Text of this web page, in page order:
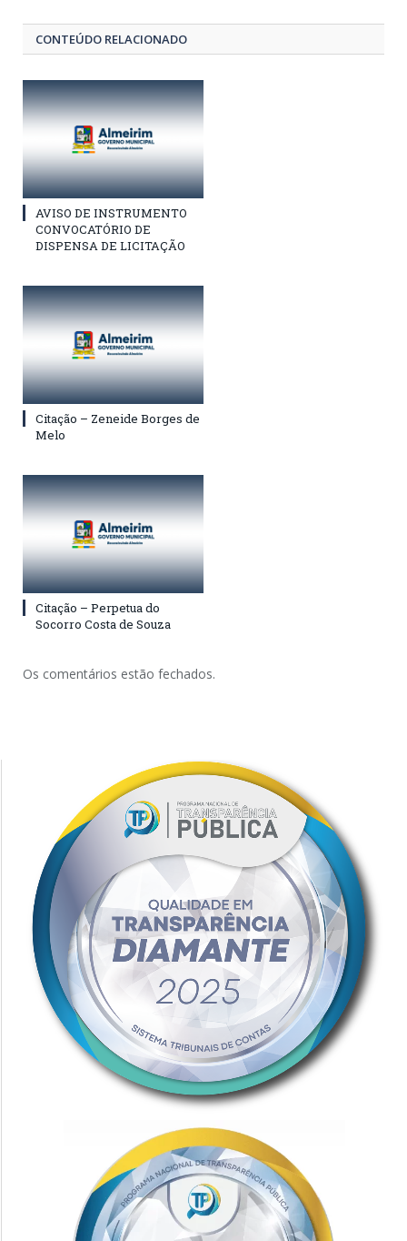
CONTEÚDO RELACIONADO
AVISO DE INSTRUMENTO
CONVOCATÓRIO DE
DISPENSA DE LICITAÇÃO
Citação – Zeneide Borges de
Melo
Citação – Perpetua do
Socorro Costa de Souza
Os comentários estão fechados.